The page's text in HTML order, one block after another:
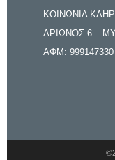
ΚΟΙΝΩΝΙΑ
ΑΡΙΩΝΟΣ 6 –
ΑΦΜ: